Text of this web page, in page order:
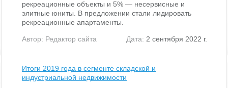
доступность: Станция метро «Садовая» - 740 м Ближайшая
остановка общественного транспорта 200 м (3 минуты пешком)
Оптимальное использование помещения: в качестве
https: //catalog. lot-online. ru/index. php. dispatch=products.
рекреационные объекты и 5% — несервисные и
элитные юниты. В предложении стали лидировать
рекреационные апартаменты.
Автор: Редактор сайта Дата: 2 сентября 2022 г.
Итоги 2019 года в сегменте складской и
индустриальной недвижимости